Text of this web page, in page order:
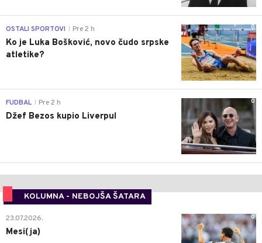
0
OSTALI SPORTOVI Pre 2 h
Ko je Luka Bošković, novo čudo srpske
atletike?
0
FUDBAL Pre 2 h
Džef Bezos kupio Liverpul
KOLUMNA - NEBOJŠA ŠATARA
0
23.07.2026.
Mesi(ja)